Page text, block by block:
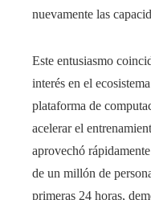
nuevamente las
Este entusiasmo
interés en el
plataforma de
acelerar el
aprovechó
de un millón de
primeras 24 horas,